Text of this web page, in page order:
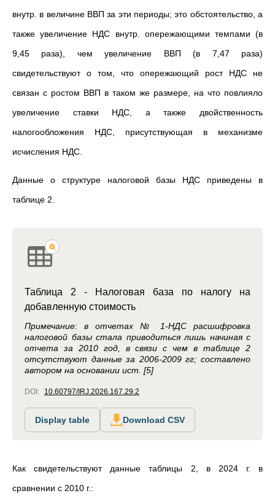
внутр. в величине ВВП за эти периоды; это обстоятельство, а
также увеличение НДС внутр. опережающими темпами (в
9,45 раза), чем увеличение ВВП (в 7,47 раза)
свидетельствуют о том, что опережающий рост НДС не
связан с ростом ВВП в таком же размере, на что повлияло
увеличение ставки НДС, а также двойственность
налогообложения НДС, присутствующая в механизме
исчисления НДС.
Данные о структуре налоговой базы НДС приведены в
таблице 2.
Таблица 2 - Налоговая база по налогу на
добавленную стоимость
Примечание: в отчетах № 1-НДС расшифровка
налоговой базы стала приводиться лишь начиная с
отчета за 2010 год, в связи с чем в таблице 2
отсутствуют данные за 2006-2009 гг; составлено
автором на основании ист. [5]
DOI: 10.60797/IRJ.2026.167.29.2
Display table Download CSV
Как свидетельствуют данные таблицы 2, в 2024 г. в
сравнении с 2010 г.: